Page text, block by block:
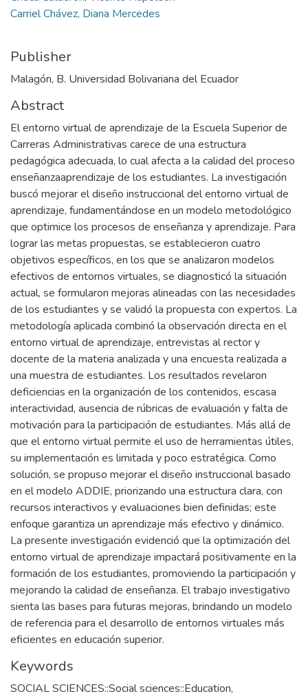
Carriel Chávez, Diana Mercedes
Publisher
Malagón, B. Universidad Bolivariana del Ecuador
Abstract
El entorno virtual de aprendizaje de la Escuela Superior de
Carreras Administrativas carece de una estructura
pedagógica adecuada, lo cual afecta a la calidad del proceso
enseñanzaaprendizaje de los estudiantes. La investigación
buscó mejorar el diseño instruccional del entorno virtual de
aprendizaje, fundamentándose en un modelo metodológico
que optimice los procesos de enseñanza y aprendizaje. Para
lograr las metas propuestas, se establecieron cuatro
objetivos específicos, en los que se analizaron modelos
efectivos de entornos virtuales, se diagnosticó la situación
actual, se formularon mejoras alineadas con las necesidades
de los estudiantes y se validó la propuesta con expertos. La
metodología aplicada combinó la observación directa en el
entorno virtual de aprendizaje, entrevistas al rector y
docente de la materia analizada y una encuesta realizada a
una muestra de estudiantes. Los resultados revelaron
deficiencias en la organización de los contenidos, escasa
interactividad, ausencia de rúbricas de evaluación y falta de
motivación para la participación de estudiantes. Más allá de
que el entorno virtual permite el uso de herramientas útiles,
su implementación es limitada y poco estratégica. Como
solución, se propuso mejorar el diseño instruccional basado
en el modelo ADDIE, priorizando una estructura clara, con
recursos interactivos y evaluaciones bien definidas; este
enfoque garantiza un aprendizaje más efectivo y dinámico.
La presente investigación evidenció que la optimización del
entorno virtual de aprendizaje impactará positivamente en la
formación de los estudiantes, promoviendo la participación y
mejorando la calidad de enseñanza. El trabajo investigativo
sienta las bases para futuras mejoras, brindando un modelo
de referencia para el desarrollo de entornos virtuales más
eficientes en educación superior.
Keywords
SOCIAL SCIENCES::Social sciences::Education,